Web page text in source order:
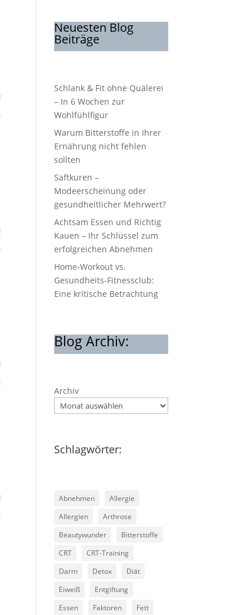
Neuesten Blog
Beiträge
Schlank & Fit ohne Quälerei
– In 6 Wochen zur
Wohlfühlfigur
Warum Bitterstoffe in Ihrer
Ernährung nicht fehlen
sollten
Saftkuren –
Modeerscheinung oder
gesundheitlicher Mehrwert?
Achtsam Essen und Richtig
Kauen – Ihr Schlüssel zum
erfolgreichen Abnehmen
Home-Workout vs.
Gesundheits-Fitnessclub:
Eine kritische Betrachtung
Blog Archiv:
Archiv
Schlagwörter:
Abnehmen
Allergie
Allergien
Arthrose
Beautywunder
Bitterstoffe
CRT
CRT-Training
Darm
Detox
Diät
Eiweiß
Entgiftung
Essen
Faktoren
Fett